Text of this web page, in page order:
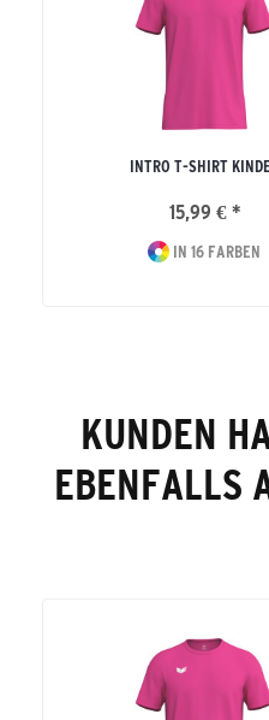
INTRO T-SHIRT
15,99 € *
IN 16 FARBEN
KUNDEN
EBENFALLS